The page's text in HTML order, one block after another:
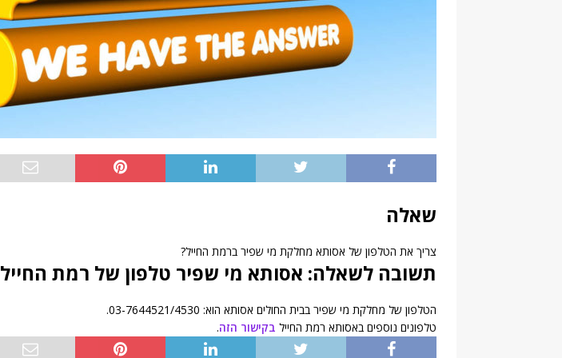
שאלה
צריך את הטלפון של אסותא מחלקת מי שפיר ברמת החייל?
תשובה לשאלה: אסותא מי שפיר טלפון של רמת החייל
הטלפון של מחלקת מי שפיר בבית החולים אסותא הוא: 03-7644521/4530.
טלפונים נוספים באסותא רמת החייל בקישור הזה.